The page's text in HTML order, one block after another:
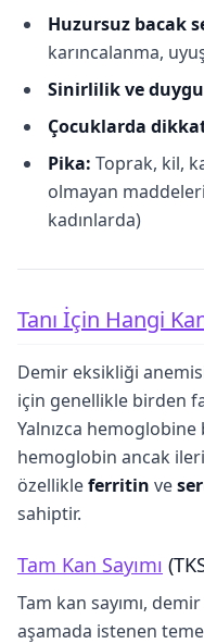
Huzursuz bacak
karıncalanma,
Sinirlilik ve
Çocuklarda
Pika: Toprak, kil,
olmayan
kadınlarda)
Tanı İçin Hangi
Demir eksikliği
için genellikle birden
Yalnızca
hemoglobin ancak
özellikleferritin ve
sahiptir.
Tam Kan Sayımı
Tam kan sayımı,
aşamada istenen